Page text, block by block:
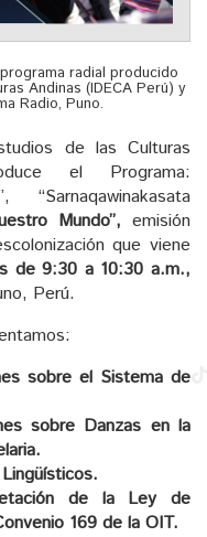
radial producido
Andinas (IDECA Perú) y
Radio, Puno.
de las Culturas
el Programa:
“Sarnaqawinakasata
Mundo”, emisión
que viene
de 9:30 a 10:30 a.m.,
Perú.
sobre el Sistema de
sobre Danzas en la
de la Ley de
169 de la OIT.